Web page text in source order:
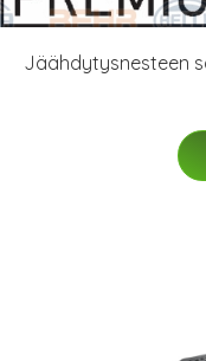
Jäähdytysnesteen